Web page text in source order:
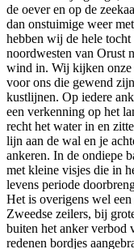
de oever en op de
dan onstuimige weer
hebben wij de hele
noordwesten van Orust
wind in. Wij kijken onze
voor ons die gewend
kustlijnen. Op iedere
een verkenning op het
recht het water in en
lijn aan de wal en je
ankeren. In de ondiepe
met kleine visjes die in
levens periode
Het is overigens wel
Zweedse zeilers, bij
buiten het anker verbod
redenen bordjes